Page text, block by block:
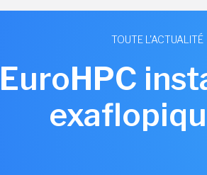
TOUTE L'ACTUALITÉ
EuroHPC